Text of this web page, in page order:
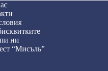
ни
“Мисъль”